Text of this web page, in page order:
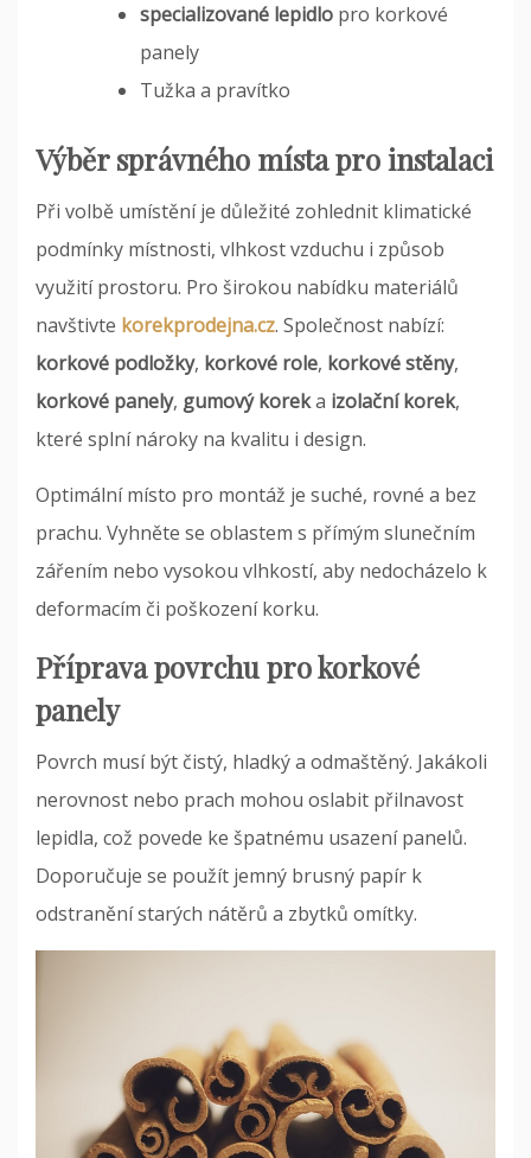
specializované lepidlo pro korkové
panely
Tužka a pravítko
Výběr správného místa pro instalaci
Při volbě umístění je důležité zohlednit klimatické
podmínky místnosti, vlhkost vzduchu i způsob
využití prostoru. Pro širokou nabídku materiálů
navštivte korekprodejna.cz. Společnost nabízí:
korkové podložky, korkové role, korkové stěny,
korkové panely, gumový koreka izolační korek,
které splní nároky na kvalitu i design.
Optimální místo pro montáž je suché, rovné a bez
prachu. Vyhněte se oblastem s přímým slunečním
zářením nebo vysokou vlhkostí, aby nedocházelo k
deformacím či poškození korku.
Příprava povrchu pro korkové
panely
Povrch musí být čistý, hladký a odmaštěný. Jakákoli
nerovnost nebo prach mohou oslabit přilnavost
lepidla, což povede ke špatnému usazení panelů.
Doporučuje se použít jemný brusný papír k
odstranění starých nátěrů a zbytků omítky.